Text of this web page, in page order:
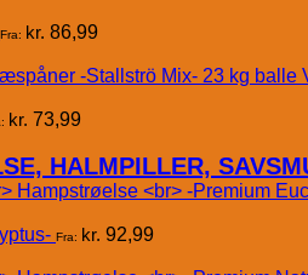
Fra: kr. 86,99
kr. 73,99
HALMPILLER,
Fra: kr. 92,99